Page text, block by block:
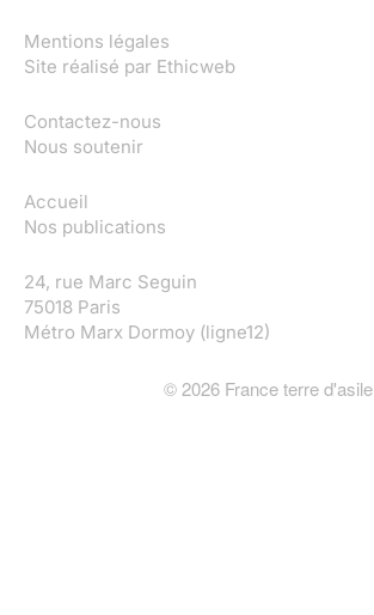
Mentions légales
Site réalisé par Ethicweb
Contactez-nous
Nous soutenir
Accueil
Nos publications
24, rue Marc Seguin
75018 Paris
Métro Marx Dormoy (ligne12)
©2026France terre d'asile